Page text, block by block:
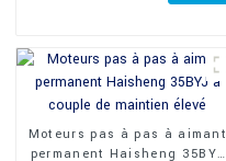
Moteurs pas à pas à aimant
permanent Haisheng 35BYJ